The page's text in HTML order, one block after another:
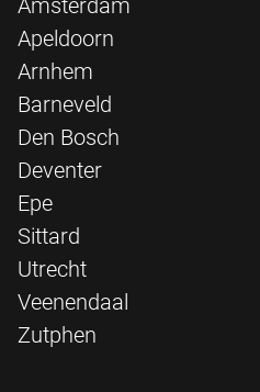
Amsterdam
Apeldoorn
Arnhem
Barneveld
Den Bosch
Deventer
Epe
Sittard
Utrecht
Veenendaal
Zutphen